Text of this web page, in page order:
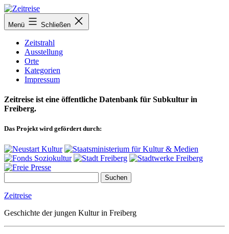
Zum
Inhalt
springen
Menü Schließen
Zeitstrahl
Ausstellung
Orte
Kategorien
Impressum
Zeitreise ist eine öffentliche Datenbank für Subkultur in
Freiberg.
Das Projekt wird gefördert durch:
Zeitreise
Geschichte der jungen Kultur in Freiberg